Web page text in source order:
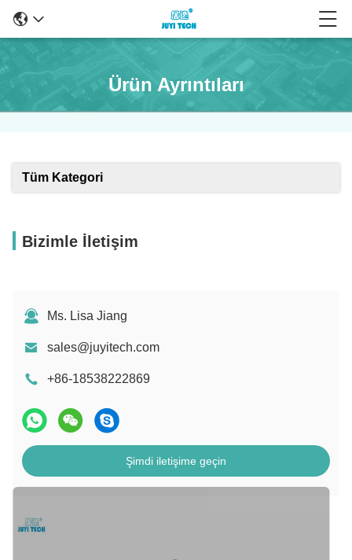
Ürün Ayrıntıları
Tüm Kategori
Bizimle İletişim
Ms. Lisa Jiang
sales@juyitech.com
+86-18538222869
Şimdi iletişime geçin